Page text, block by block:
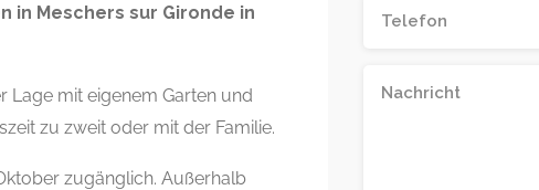
in Meschers sur Gironde in
Lage mit eigenem Garten und
zu zweit oder mit der Familie.
zugänglich. Außerhalb